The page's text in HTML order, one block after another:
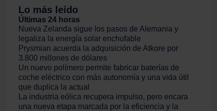
Lo más leído
Últimas 24 horas
Nueva Zelanda sigue los pasos de Alemania y
legaliza la energía solar enchufable
Prysmian acuerda la adquisición de Atkore por
3.800 millones de dólares
Un nuevo polímero permite fabricar baterías de
coche eléctrico con más autonomía y una vida útil
que duplica la actual
La industria eólica recupera impulso, pero encara
una nueva etapa marcada por la eficiencia y la